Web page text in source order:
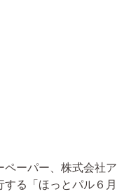
ーパー、株式会社ア
する「ほっとパル６月